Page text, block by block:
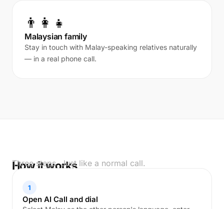
👨‍👩‍👧
Malaysian family
Stay in touch with Malay-speaking relatives naturally
— in a real phone call.
How it works
Three steps. Just like a normal call.
1
Open AI Call and dial